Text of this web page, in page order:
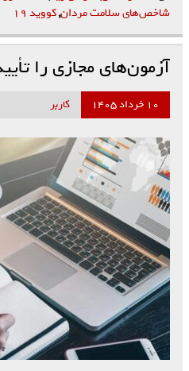
شاخص‌های سلامت مردان,کووید ۱۹
آزمون‌های مجازی را
۱۰ خرداد ۱۴۰۵ کاربر